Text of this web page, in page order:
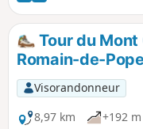
Tour du
Romain-de-
Visorandonneur
8,97 km
+192 m